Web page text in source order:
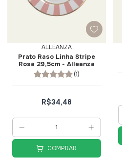
ALLEANZA
Prato Raso Linha Stripe
Rosa 29,5cm - Alleanza
(1)
R$34,48
COMPRAR